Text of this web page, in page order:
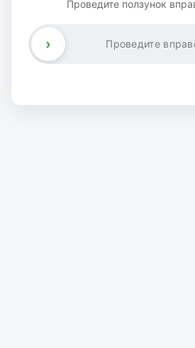
Проведите ползунок
Проведите
›